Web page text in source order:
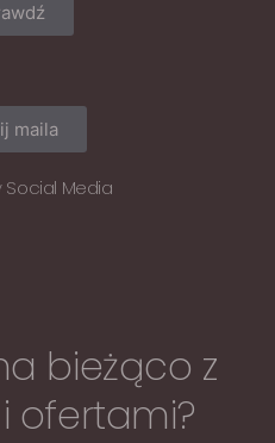
maila
Social Media
bieżąco z
ofertami?